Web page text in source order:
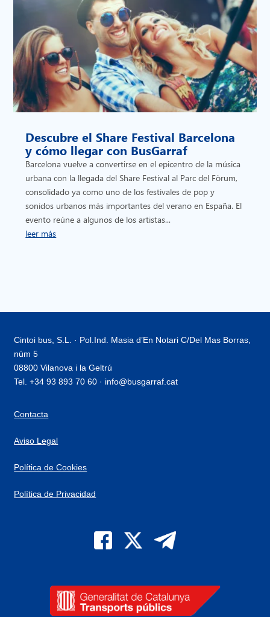
Descubre el Share Festival Barcelona
y cómo llegar con BusGarraf
Barcelona vuelve a convertirse en el epicentro de la música
urbana con la llegada del Share Festival al Parc del Fòrum,
consolidado ya como uno de los festivales de pop y
sonidos urbanos más importantes del verano en España. El
evento reúne a algunos de los artistas...
leer más
Cintoi bus, S.L. · Pol.Ind. Masia d’En Notari C/Del Mas Borras,
núm 5
08800 Vilanova i la Geltrú
Tel. +34 93 893 70 60 · info@busgarraf.cat
Contacta
Aviso Legal
Política de Cookies
Política de Privacidad